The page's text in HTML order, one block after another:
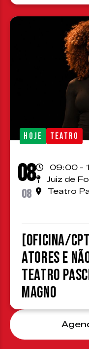
HOJE TEATRO
08
08
09:00 -
Juiz de
Teatro
[OFICINA/
atores e
Teatro
Magno